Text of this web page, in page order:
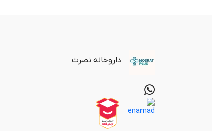
داروخانه نصرت